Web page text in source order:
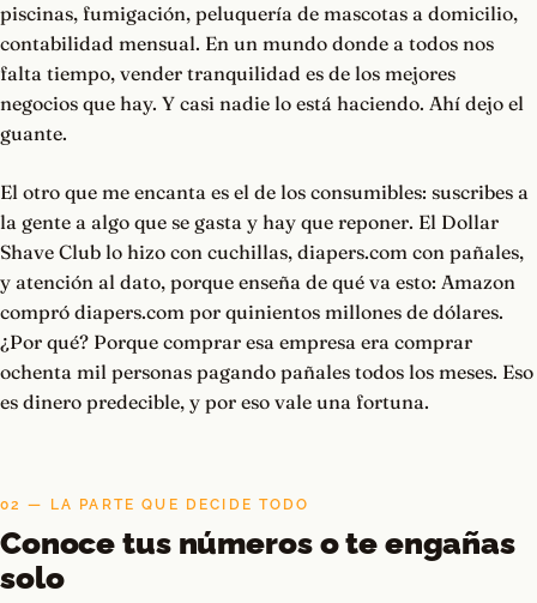
piscinas, fumigación, peluquería de mascotas a domicilio,
contabilidad mensual. En un mundo donde a todos nos
falta tiempo, vender tranquilidad es de los mejores
negocios que hay. Y casi nadie lo está haciendo. Ahí dejo el
guante.
El otro que me encanta es el de los consumibles: suscribes a
la gente a algo que se gasta y hay que reponer. El Dollar
Shave Club lo hizo con cuchillas, diapers.com con pañales,
y atención al dato, porque enseña de qué va esto: Amazon
compró diapers.com por quinientos millones de dólares.
¿Por qué? Porque comprar esa empresa era comprar
ochenta mil personas pagando pañales todos los meses. Eso
es dinero predecible, y por eso vale una fortuna.
02 — LA PARTE QUE DECIDE TODO
Conoce tus números o te engañas
solo